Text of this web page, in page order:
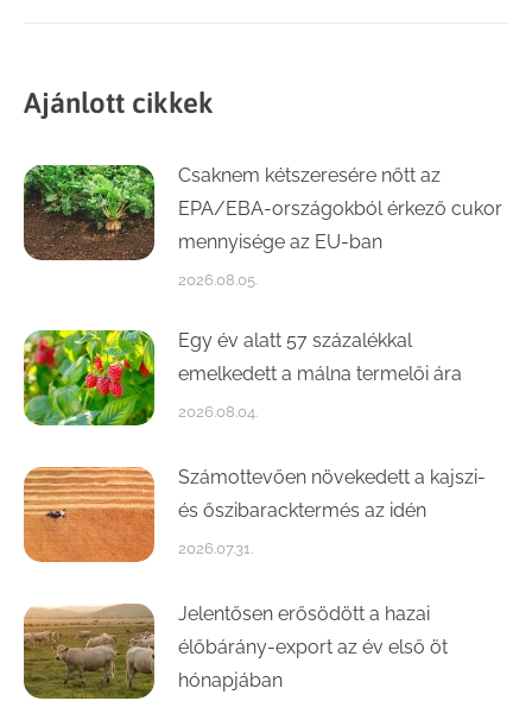
Ajánlott cikkek
Csaknem kétszeresére nőtt az
EPA/EBA-országokból érkező cukor
mennyisége az EU-ban
2026.08.05.
Egy év alatt 57 százalékkal
emelkedett a málna termelői ára
2026.08.04.
Számottevően növekedett a kajszi-
és őszibaracktermés az idén
2026.07.31.
Jelentősen erősödött a hazai
élőbárány-export az év első öt
hónapjában